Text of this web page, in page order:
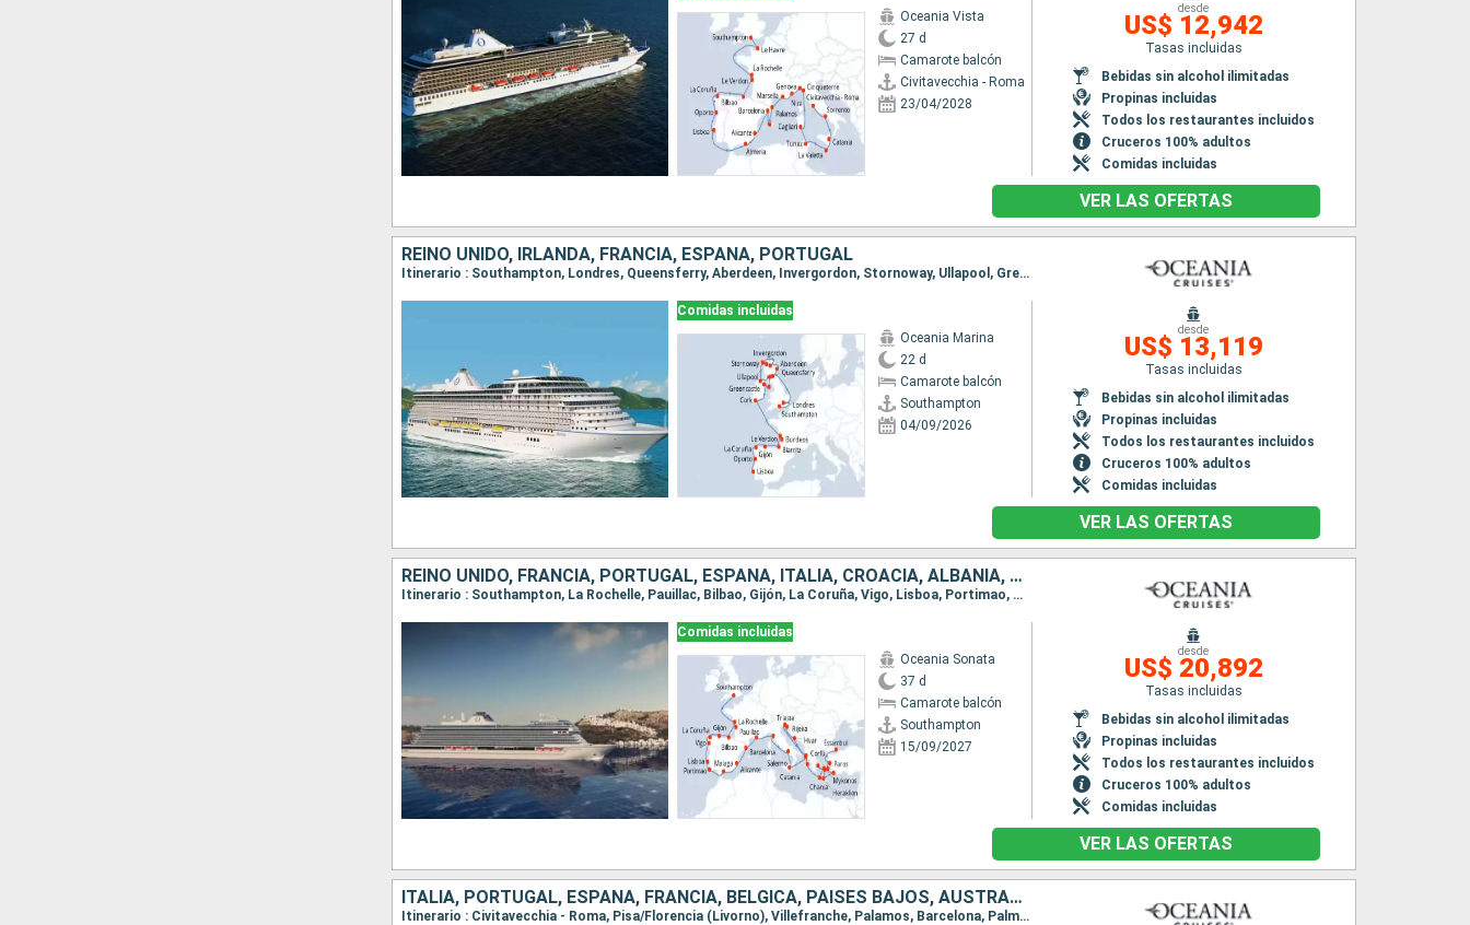
Oceania Vista
27 d
Camarote balcón
Civitavecchia - Roma
23/04/2028
desde
US$ 12,942
Tasas incluidas
Bebidas sin alcohol ilimitadas
Propinas incluidas
Todos los restaurantes incluidos
Cruceros 100% adultos
Comidas incluidas
VER LAS OFERTAS
REINO UNIDO, IRLANDA, FRANCIA, ESPAÑA, PORTUGAL
Itinerario : Southampton, Londres, Queensferry, Aberdeen, Invergordon, Stornoway, Ullapool, Greencastle, Glasgow, Douglas, Belfast, Dun Laoghaire, Cork, Le Verdon, Burdeos, Biarritz, Gijón, La Coruña, Oporto, Lisboa
Comidas incluidas
Oceania Marina
22 d
Camarote balcón
Southampton
04/09/2026
desde
US$ 13,119
Tasas incluidas
Bebidas sin alcohol ilimitadas
Propinas incluidas
Todos los restaurantes incluidos
Cruceros 100% adultos
Comidas incluidas
VER LAS OFERTAS
REINO UNIDO, FRANCIA, PORTUGAL, ESPAÑA, ITALIA, CROACIA, ALBANIA, GRECIA, TURQUÍA
Itinerario : Southampton, La Rochelle, Pauillac, Bilbao, Gijón, La Coruña, Vigo, Lisboa, Portimao, Malaga, Alicante, Barcelona, Marsella, Pisa/Florencia (Livorno), Salerno, Catania, Corfú, Trieste, Rijeka, Hvar, Saranda, Argostoli, Chania, Mykonos, El Pireo Atenas, Paros, Heraklion, Rodas, Patmos, Izmir, Estambul
Comidas incluidas
Oceania Sonata
37 d
Camarote balcón
Southampton
15/09/2027
desde
US$ 20,892
Tasas incluidas
Bebidas sin alcohol ilimitadas
Propinas incluidas
Todos los restaurantes incluidos
Cruceros 100% adultos
Comidas incluidas
VER LAS OFERTAS
ITALIA, PORTUGAL, ESPAÑA, FRANCIA, BÉLGICA, PAISES BAJOS, AUSTRALIA, REINO UNIDO, NORUEGA, DINAMARCA, ALEMANIA, POLONIA, LITUANIA, LETONIA, ESTONIA, SUECIA
Itinerario : Civitavecchia - Roma, Pisa/Florencia (Livorno), Villefranche, Palamos, Barcelona, Palma de Mallorca, Malaga, Gibraltar, Portimao, Lisboa, Vigo, La Coruña, Gijón, Bilbao, Pauillac, La Rochelle, Le Havre, Zeebrugge, Ijmuiden, Newcastle, Edimbourg, Aberdeen, Fowey, Lerwick, Bergen, Haugesund, Mandal, Oslo, Copenhague, Arhus, Warnemunde, Ronne, Gdansk, Klaipeda, Riga, Visby, Tallin, Estocolmo